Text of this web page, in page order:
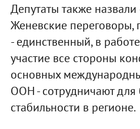
Депутаты также
Женевские переговоры,
- единственный, в
участие все стороны
основных
ООН - сотрудничают для
стабильности в регионе.